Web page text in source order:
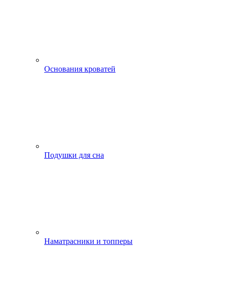
Основания кроватей
Подушки для сна
Наматрасники и топперы